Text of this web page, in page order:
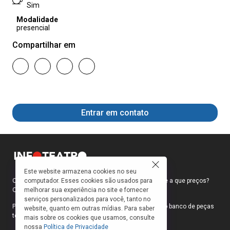
Sim
Modalidade
presencial
Compartilhar em
Entrar em contato
Como faço para ir ao teatro? Onde compro ingressos e a que preços?
Quais peças estão em cartaz?
Para responder a essas e outras perguntas, criamos o banco de peças
teatrais do INFOTEATRO.
Este website armazena cookies no seu
computador. Esses cookies são usados para
melhorar sua experiência no site e fornecer
serviços personalizados para você, tanto no
website, quanto em outras mídias. Para saber
mais sobre os cookies que usamos, consulte
nossa Política de Privacidade